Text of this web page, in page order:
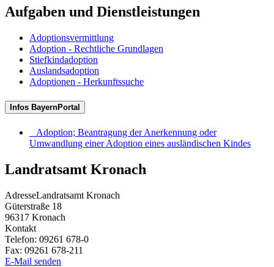
Aufgaben und Dienstleistungen
Adoptionsvermittlung
Adoption - Rechtliche Grundlagen
Stiefkindadoption
Auslandsadoption
Adoptionen - Herkunftssuche
Infos BayernPortal
Adoption; Beantragung der Anerkennung oder
Umwandlung einer Adoption eines ausländischen Kindes
Landratsamt Kronach
AdresseLandratsamt Kronach
Güterstraße 18
96317 Kronach
Kontakt
Telefon: 09261 678-0
Fax: 09261 678-211
E-Mail senden